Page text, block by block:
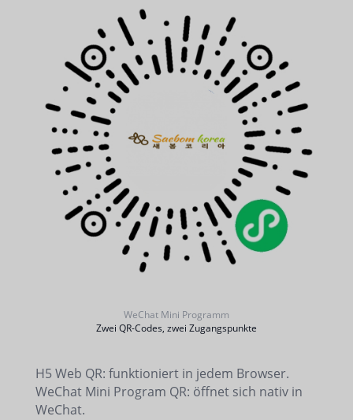
WeChat Mini Programm
Zwei QR-Codes, zwei Zugangspunkte
H5 Web QR: funktioniert in jedem Browser.
WeChat Mini Program QR: öffnet sich nativ in
WeChat.